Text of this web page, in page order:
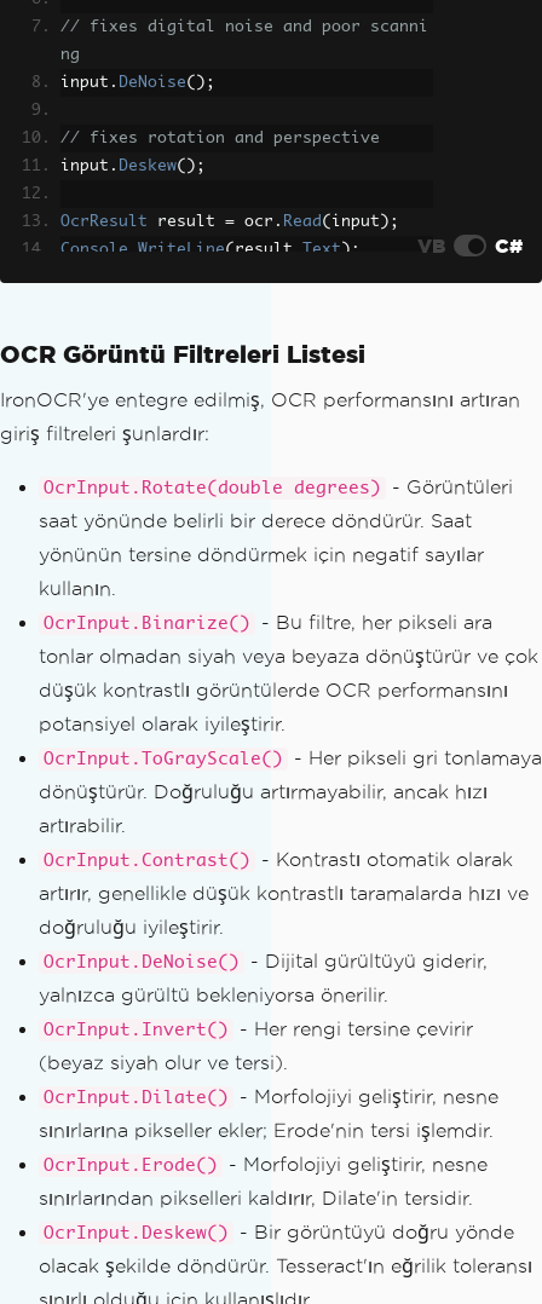
// fixes digital noise and poor scanni
ng
input . DeNoise();
// fixes rotation and perspective
input . Deskew();
OcrResult result = ocr . Read ( input );
Console
WriteLine( result Text ); VB C#
OCR Görüntü Filtreleri Listesi
IronOCR'ye entegre edilmiş, OCR performansını artıran
giriş filtreleri şunlardır:
OcrInput.Rotate(double degrees)
- Görüntüleri
saat yönünde belirli bir derece döndürür. Saat
yönünün tersine döndürmek için negatif sayılar
kullanın.
OcrInput.Binarize()
- Bu filtre, her pikseli ara
tonlar olmadan siyah veya beyaza dönüştürür ve çok
düşük kontrastlı görüntülerde OCR performansını
potansiyel olarak iyileştirir.
OcrInput.ToGrayScale()
- Her pikseli gri tonlamaya
dönüştürür. Doğruluğu artırmayabilir, ancak hızı
artırabilir.
OcrInput.Contrast()
- Kontrastı otomatik olarak
artırır, genellikle düşük kontrastlı taramalarda hızı ve
doğruluğu iyileştirir.
OcrInput.DeNoise()
- Dijital gürültüyü giderir,
yalnızca gürültü bekleniyorsa önerilir.
OcrInput.Invert()
- Her rengi tersine çevirir
(beyaz siyah olur ve tersi).
OcrInput.Dilate()
- Morfolojiyi geliştirir, nesne
sınırlarına pikseller ekler; Erode'nin tersi işlemdir.
OcrInput.Erode()
- Morfolojiyi geliştirir, nesne
sınırlarından pikselleri kaldırır, Dilate'in tersidir.
OcrInput.Deskew()
- Bir görüntüyü doğru yönde
olacak şekilde döndürür. Tesseract'ın eğrilik toleransı
sınırlı olduğu için kullanışlıdır.